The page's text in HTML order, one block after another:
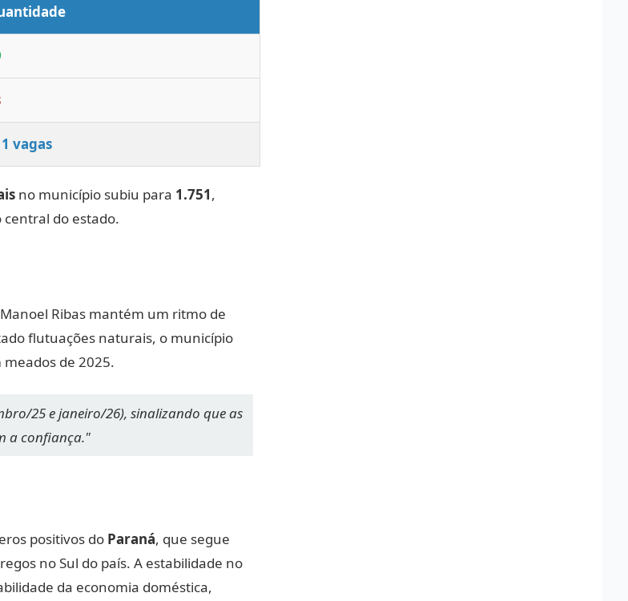
vagas
no município subiu para 1.751,
do estado.
Ribas mantém um ritmo de
flutuações naturais, o município
de 2025.
25 e janeiro/26), sinalizando que as
a confiança."
positivos do Paraná, que segue
no Sul do país. A estabilidade no
da economia doméstica,